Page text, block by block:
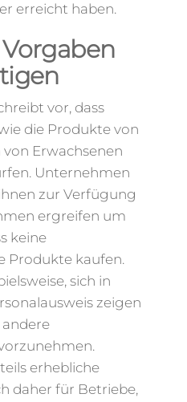
erreicht haben.
vor, dass
die Produkte von
von Erwachsenen
Unternehmen
zur Verfügung
ergreifen um
keine
Produkte kaufen.
sich in
zeigen
andere
erhebliche
daher für Betriebe,